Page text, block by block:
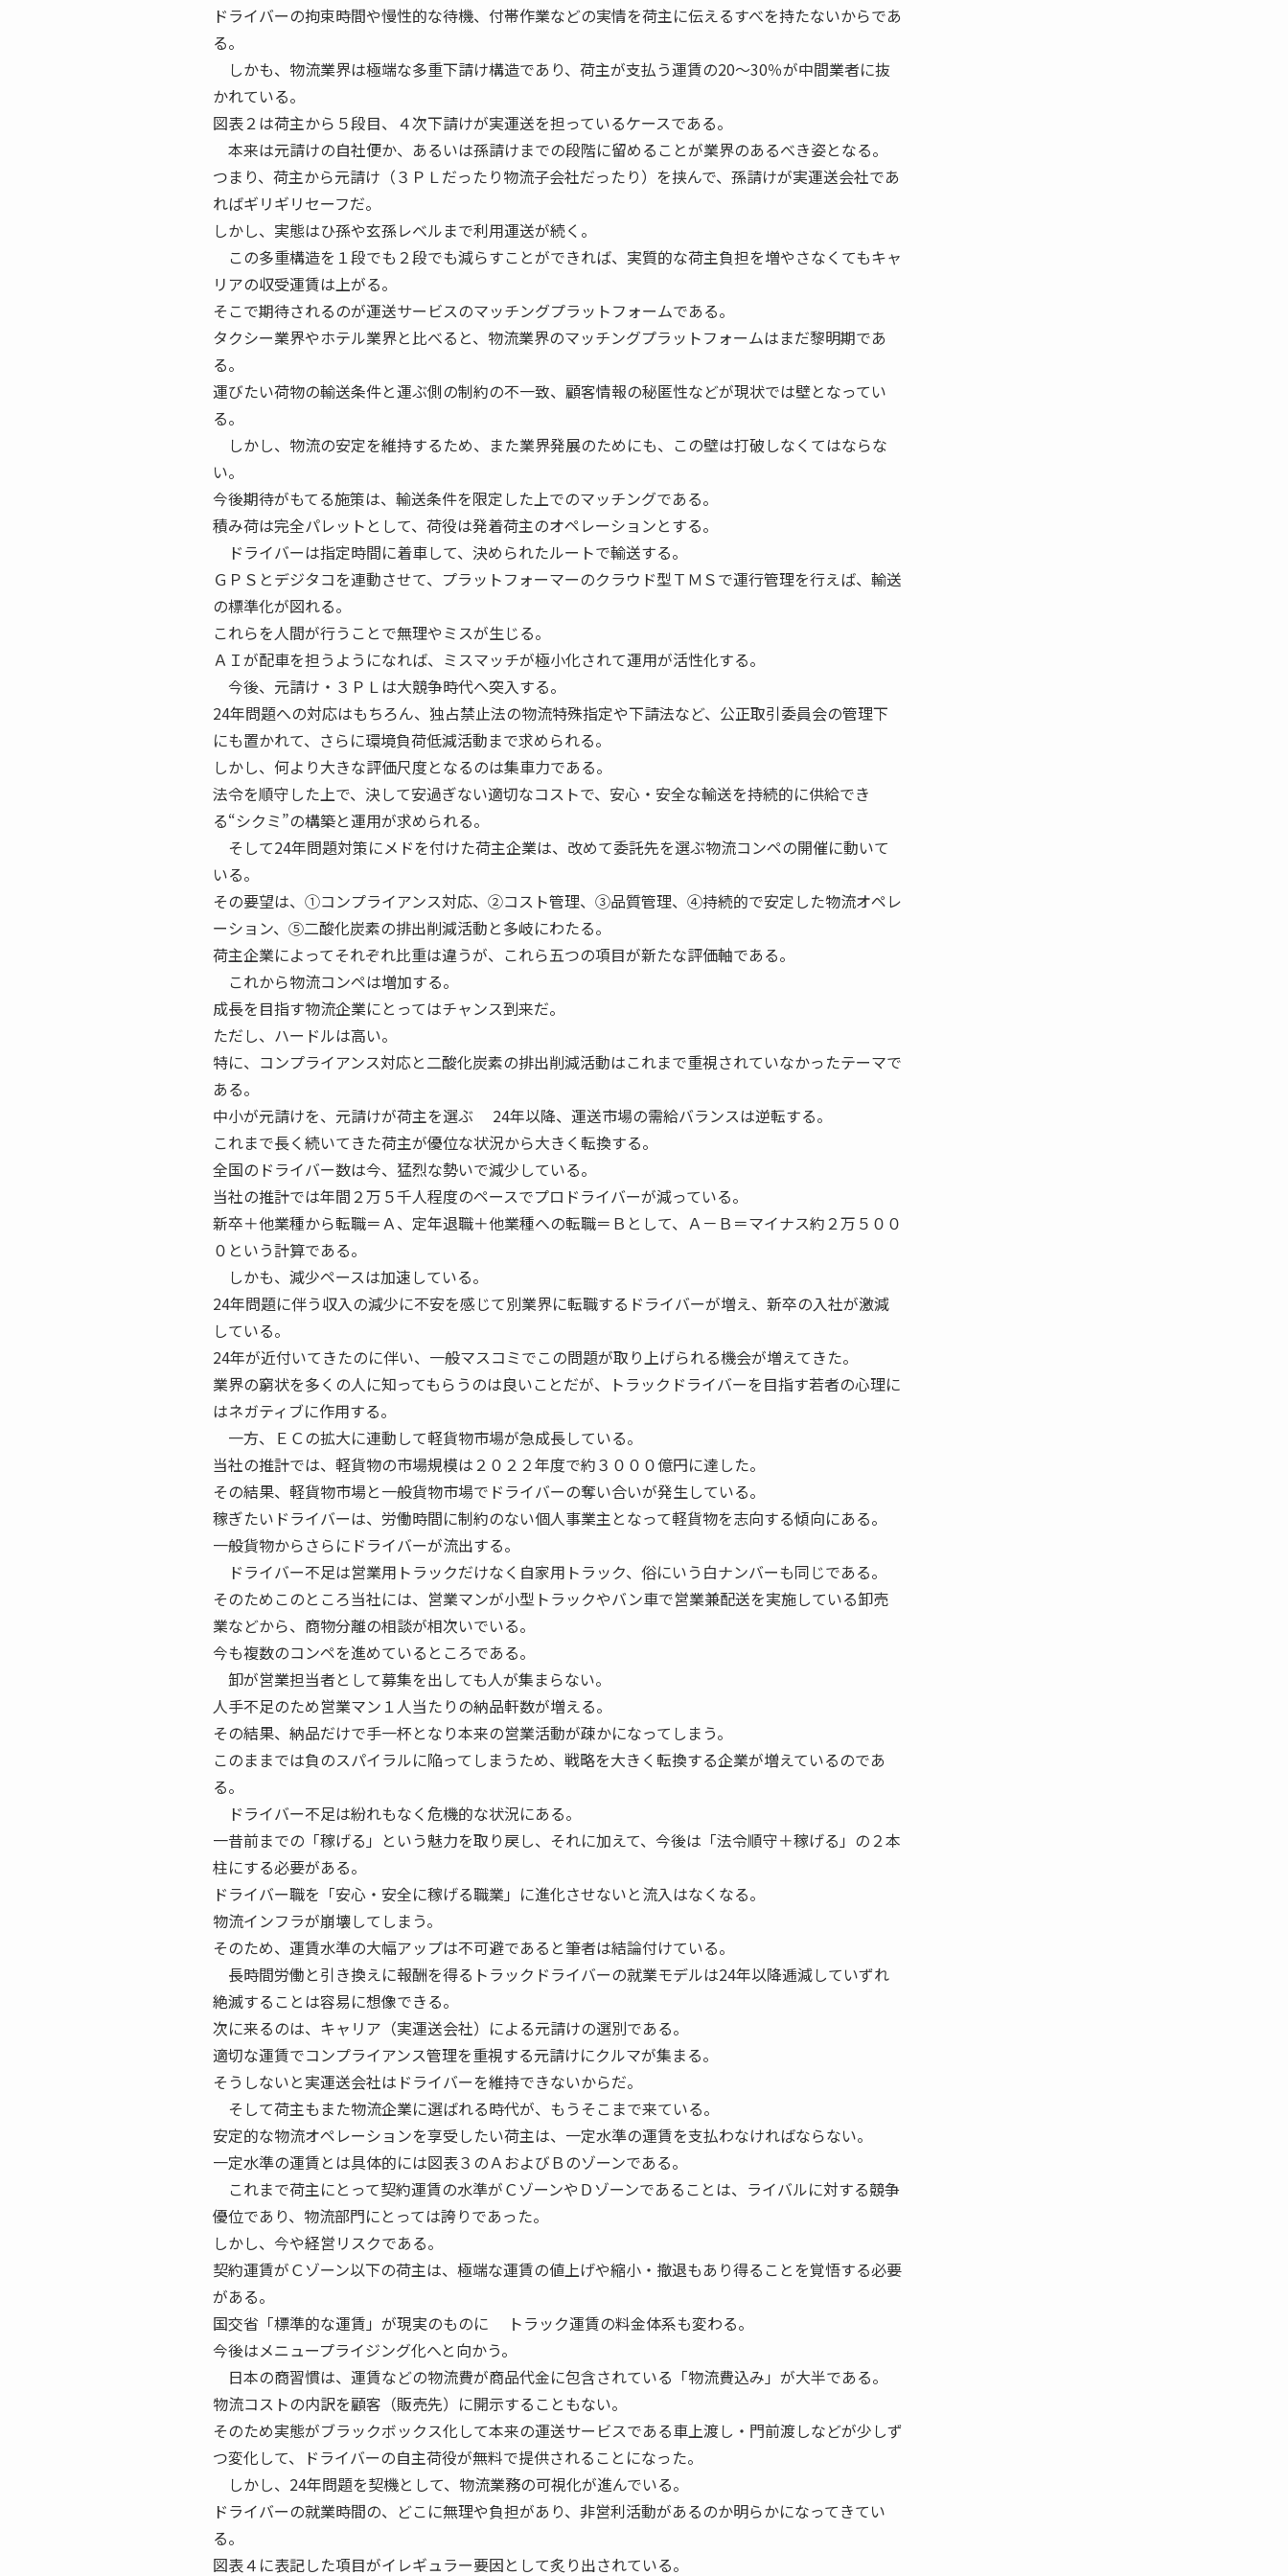
ドライバーの拘束時間や慢性的な待機、付帯作業などの実情を荷主に伝えるすべを持たないからであ
る。
しかも、物流業界は極端な多重下請け構造であり、荷主が支払う運賃の20～30％が中間業者に抜
かれている。
図表２は荷主から５段目、４次下請けが実運送を担っているケースである。
本来は元請けの自社便か、あるいは孫請けまでの段階に留めることが業界のあるべき姿となる。
つまり、荷主から元請け（３ＰＬだったり物流子会社だったり）を挟んで、孫請けが実運送会社であ
ればギリギリセーフだ。
しかし、実態はひ孫や玄孫レベルまで利用運送が続く。
この多重構造を１段でも２段でも減らすことができれば、実質的な荷主負担を増やさなくてもキャ
リアの収受運賃は上がる。
そこで期待されるのが運送サービスのマッチングプラットフォームである。
タクシー業界やホテル業界と比べると、物流業界のマッチングプラットフォームはまだ黎明期であ
る。
運びたい荷物の輸送条件と運ぶ側の制約の不一致、顧客情報の秘匿性などが現状では壁となってい
る。
しかし、物流の安定を維持するため、また業界発展のためにも、この壁は打破しなくてはならな
い。
今後期待がもてる施策は、輸送条件を限定した上でのマッチングである。
積み荷は完全パレットとして、荷役は発着荷主のオペレーションとする。
ドライバーは指定時間に着車して、決められたルートで輸送する。
ＧＰＳとデジタコを連動させて、プラットフォーマーのクラウド型ＴＭＳで運行管理を行えば、輸送
の標準化が図れる。
これらを人間が行うことで無理やミスが生じる。
ＡＩが配車を担うようになれば、ミスマッチが極小化されて運用が活性化する。
今後、元請け・３ＰＬは大競争時代へ突入する。
24年問題への対応はもちろん、独占禁止法の物流特殊指定や下請法など、公正取引委員会の管理下
にも置かれて、さらに環境負荷低減活動まで求められる。
しかし、何より大きな評価尺度となるのは集車力である。
法令を順守した上で、決して安過ぎない適切なコストで、安心・安全な輸送を持続的に供給でき
る“シクミ”の構築と運用が求められる。
そして24年問題対策にメドを付けた荷主企業は、改めて委託先を選ぶ物流コンペの開催に動いて
いる。
その要望は、①コンプライアンス対応、②コスト管理、③品質管理、④持続的で安定した物流オペレ
ーション、⑤二酸化炭素の排出削減活動と多岐にわたる。
荷主企業によってそれぞれ比重は違うが、これら五つの項目が新たな評価軸である。
これから物流コンペは増加する。
成長を目指す物流企業にとってはチャンス到来だ。
ただし、ハードルは高い。
特に、コンプライアンス対応と二酸化炭素の排出削減活動はこれまで重視されていなかったテーマで
ある。
中小が元請けを、元請けが荷主を選ぶ 24年以降、運送市場の需給バランスは逆転する。
これまで長く続いてきた荷主が優位な状況から大きく転換する。
全国のドライバー数は今、猛烈な勢いで減少している。
当社の推計では年間２万５千人程度のペースでプロドライバーが減っている。
新卒＋他業種から転職＝Ａ、定年退職＋他業種への転職＝Ｂとして、Ａ－Ｂ＝マイナス約２万５００
０という計算である。
しかも、減少ペースは加速している。
24年問題に伴う収入の減少に不安を感じて別業界に転職するドライバーが増え、新卒の入社が激減
している。
24年が近付いてきたのに伴い、一般マスコミでこの問題が取り上げられる機会が増えてきた。
業界の窮状を多くの人に知ってもらうのは良いことだが、トラックドライバーを目指す若者の心理に
はネガティブに作用する。
一方、ＥＣの拡大に連動して軽貨物市場が急成長している。
当社の推計では、軽貨物の市場規模は２０２２年度で約３０００億円に達した。
その結果、軽貨物市場と一般貨物市場でドライバーの奪い合いが発生している。
稼ぎたいドライバーは、労働時間に制約のない個人事業主となって軽貨物を志向する傾向にある。
一般貨物からさらにドライバーが流出する。
ドライバー不足は営業用トラックだけなく自家用トラック、俗にいう白ナンバーも同じである。
そのためこのところ当社には、営業マンが小型トラックやバン車で営業兼配送を実施している卸売
業などから、商物分離の相談が相次いでいる。
今も複数のコンペを進めているところである。
卸が営業担当者として募集を出しても人が集まらない。
人手不足のため営業マン１人当たりの納品軒数が増える。
その結果、納品だけで手一杯となり本来の営業活動が疎かになってしまう。
このままでは負のスパイラルに陥ってしまうため、戦略を大きく転換する企業が増えているのであ
る。
ドライバー不足は紛れもなく危機的な状況にある。
一昔前までの「稼げる」という魅力を取り戻し、それに加えて、今後は「法令順守＋稼げる」の２本
柱にする必要がある。
ドライバー職を「安心・安全に稼げる職業」に進化させないと流入はなくなる。
物流インフラが崩壊してしまう。
そのため、運賃水準の大幅アップは不可避であると筆者は結論付けている。
長時間労働と引き換えに報酬を得るトラックドライバーの就業モデルは24年以降逓減していずれ
絶滅することは容易に想像できる。
次に来るのは、キャリア（実運送会社）による元請けの選別である。
適切な運賃でコンプライアンス管理を重視する元請けにクルマが集まる。
そうしないと実運送会社はドライバーを維持できないからだ。
そして荷主もまた物流企業に選ばれる時代が、もうそこまで来ている。
安定的な物流オペレーションを享受したい荷主は、一定水準の運賃を支払わなければならない。
一定水準の運賃とは具体的には図表３のＡおよびＢのゾーンである。
これまで荷主にとって契約運賃の水準がＣゾーンやＤゾーンであることは、ライバルに対する競争
優位であり、物流部門にとっては誇りであった。
しかし、今や経営リスクである。
契約運賃がＣゾーン以下の荷主は、極端な運賃の値上げや縮小・撤退もあり得ることを覚悟する必要
がある。
国交省「標準的な運賃」が現実のものに トラック運賃の料金体系も変わる。
今後はメニュープライジング化へと向かう。
日本の商習慣は、運賃などの物流費が商品代金に包含されている「物流費込み」が大半である。
物流コストの内訳を顧客（販売先）に開示することもない。
そのため実態がブラックボックス化して本来の運送サービスである車上渡し・門前渡しなどが少しず
つ変化して、ドライバーの自主荷役が無料で提供されることになった。
しかし、24年問題を契機として、物流業務の可視化が進んでいる。
ドライバーの就業時間の、どこに無理や負担があり、非営利活動があるのか明らかになってきてい
る。
図表４に表記した項目がイレギュラー要因として炙り出されている。